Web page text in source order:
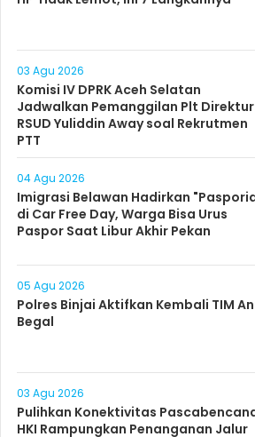
03 Agu 2026
Komisi IV DPRK Aceh Selatan
Jadwalkan Pemanggilan Plt Direktur
RSUD Yuliddin Away soal Rekrutmen
PTT
04 Agu 2026
Imigrasi Belawan Hadirkan
di Car Free Day, Warga Bisa Urus
Paspor Saat Libur Akhir Pekan
05 Agu 2026
Polres Binjai Aktifkan Kembali TIM
Begal
03 Agu 2026
Pulihkan Konektivitas
HKI Rampungkan Penanganan Jalur